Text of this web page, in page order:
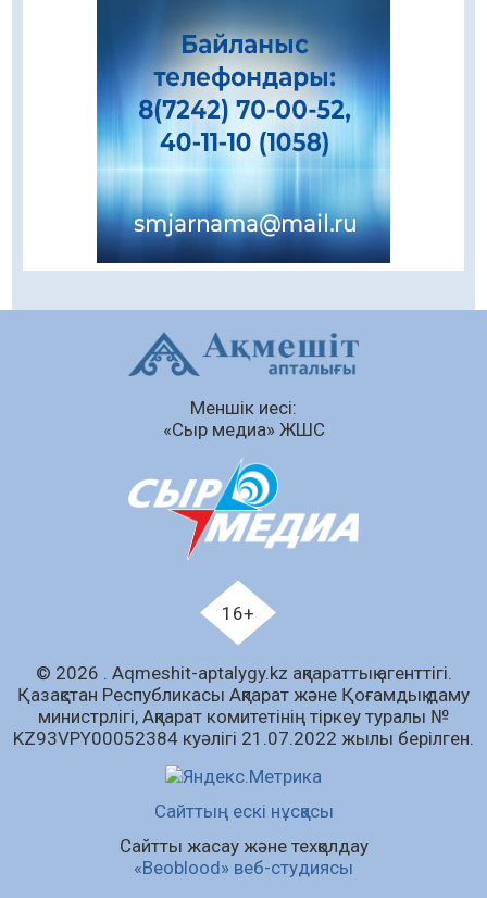
Еңбегі ерлікпен тең мамандық
Даналықтың шырағданы, ой-сананың
шамшырағы
08.08.2026
Кенеге қарсы залалсыздандыру жұмыстары
жүргізілуде
07.08.2026
Сыбайлас жемқорлық
Аумақтан тыс соттылық – сот төрелігінің
ашықтығы мен қолжетімділігін арттыру
«Дауыс беру учаскесін қалай табуға болады?»￼
07.08.2026 76 0
Барлық жаңалық
Меншік иесі:
«Сыр медиа» ЖШС
16+
© 2026 . Аqmeshit-aptalygy.kz ақпараттық агенттігі.
Қазақстан Республикасы Ақпарат және Қоғамдық даму
министрлігі, Ақпарат комитетінің тіркеу туралы №
KZ93VPY00052384 куәлігі 21.07.2022 жылы берілген.
Сайттың ескі нұсқасы
Сайтты жасау және техқолдау
«Beoblood» веб-студиясы